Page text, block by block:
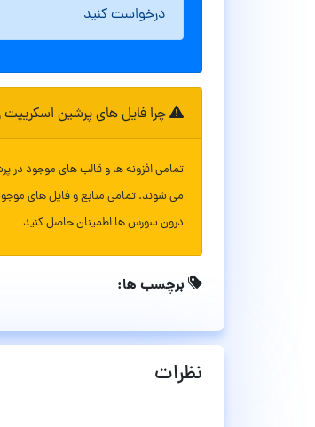
درخواست کنید
چرا فایل های پرشین اسکریپت
تمامی افزونه ها و قالب های موجود در
می شوند. تمامی منابع و فایل های
درون سورس ها اطمینان حاصل کنید
برچسب ها:
نظرات